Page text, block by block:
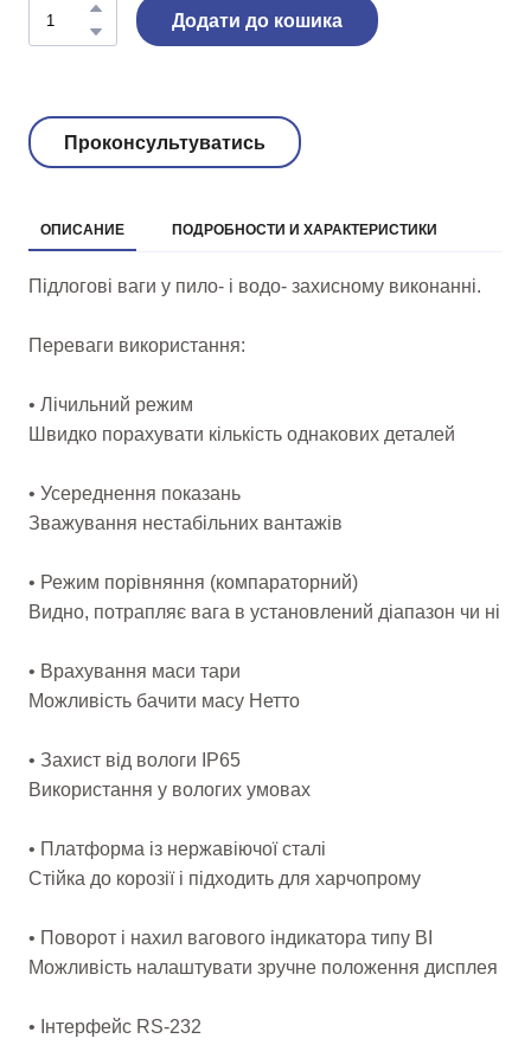
Додати до кошика
Проконсультуватись
ОПИСАНИЕ ПОДРОБНОСТИ И ХАРАКТЕРИСТИКИ
Підлогові ваги у пило- і водо- захисному виконанні.
Переваги використання:
• Лічильний режим
Швидко порахувати кількість однакових деталей
• Усереднення показань
Зважування нестабільних вантажів
• Режим порівняння (компараторний)
Видно, потрапляє вага в установлений діапазон чи ні
• Врахування маси тари
Можливість бачити масу Нетто
• Захист від вологи IP65
Використання у вологих умовах
• Платформа із нержавіючої сталі
Стійка до корозії і підходить для харчопрому
• Поворот і нахил вагового індикатора типу BI
Можливість налаштувати зручне положення дисплея
• Інтерфейс RS-232